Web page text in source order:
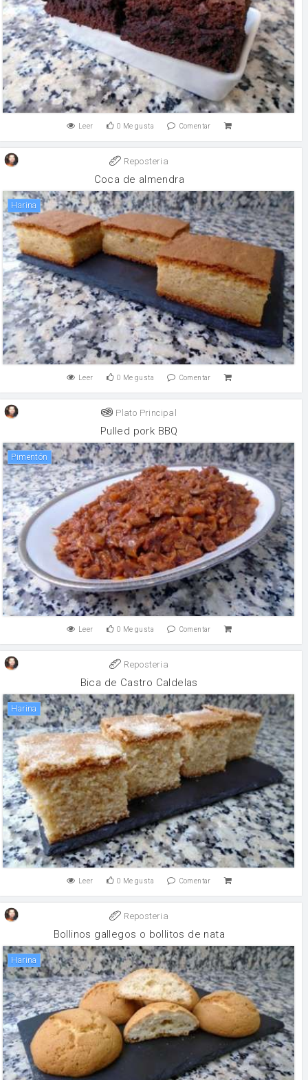
Leer 0 Me gusta Comentar
Reposteria
Coca de almendra
harina
Leer 0 Me gusta Comentar
Plato Principal
Pulled pork BBQ
Pimentón
Leer 0 Me gusta Comentar
Reposteria
Bica de Castro Caldelas
harina
Leer 0 Me gusta Comentar
Reposteria
Bollinos gallegos o bollitos de nata
harina